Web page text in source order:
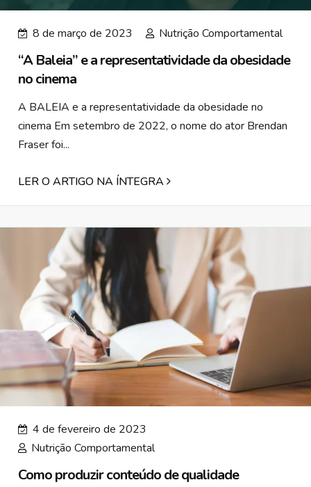
8 de março de 2023 Nutrição Comportamental
“A Baleia” e a representatividade da obesidade
no cinema
A BALEIA e a representatividade da obesidade no
cinema Em setembro de 2022, o nome do ator Brendan
Fraser foi...
LER O ARTIGO NA ÍNTEGRA
4 de fevereiro de 2023
Nutrição Comportamental
Como produzir conteúdo de qualidade